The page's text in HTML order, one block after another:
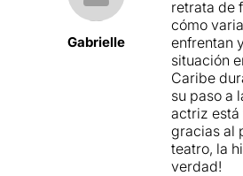
Gabrielle
retrata de
cómo
enfrentan
situación
Caribe
su paso a
actriz está
gracias al
teatro, la
verdad!